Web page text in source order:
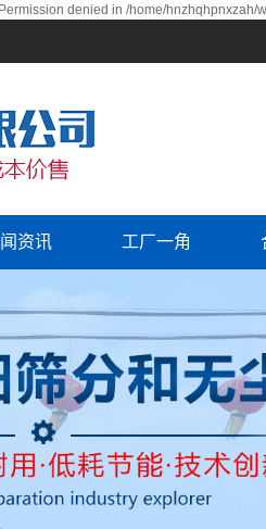
denied in /home/
资讯
业资讯
问题
工厂一角